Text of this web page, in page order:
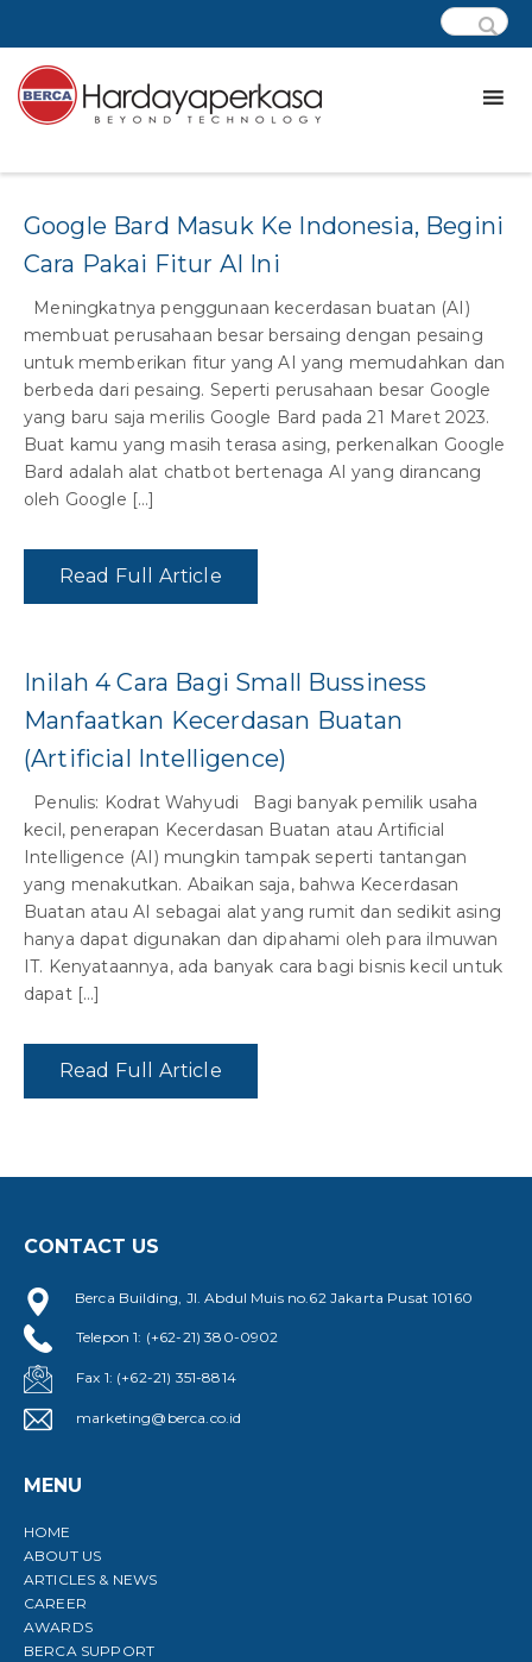
Google Bard Masuk Ke Indonesia, Begini
Cara Pakai Fitur AI Ini
Meningkatnya penggunaan kecerdasan buatan (AI)
membuat perusahaan besar bersaing dengan pesaing
untuk memberikan fitur yang AI yang memudahkan dan
berbeda dari pesaing. Seperti perusahaan besar Google
yang baru saja merilis Google Bard pada 21 Maret 2023.
Buat kamu yang masih terasa asing, perkenalkan Google
Bard adalah alat chatbot bertenaga AI yang dirancang
oleh Google […]
Read Full Article
Inilah 4 Cara Bagi Small Bussiness
Manfaatkan Kecerdasan Buatan
(Artificial Intelligence)
Penulis: Kodrat Wahyudi Bagi banyak pemilik usaha
kecil, penerapan Kecerdasan Buatan atau Artificial
Intelligence (AI) mungkin tampak seperti tantangan
yang menakutkan. Abaikan saja, bahwa Kecerdasan
Buatan atau AI sebagai alat yang rumit dan sedikit asing
hanya dapat digunakan dan dipahami oleh para ilmuwan
IT. Kenyataannya, ada banyak cara bagi bisnis kecil untuk
dapat […]
Read Full Article
CONTACT US
Berca Building, Jl. Abdul Muis no.62 Jakarta Pusat 10160
Telepon 1: (+62-21) 380-0902
Fax 1: (+62-21) 351-8814
marketing@berca.co.id
MENU
HOME
ABOUT US
ARTICLES & NEWS
CAREER
AWARDS
BERCA SUPPORT